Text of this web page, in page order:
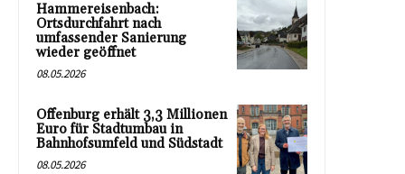
Hammereisenbach:
Ortsdurchfahrt nach
umfassender Sanierung
wieder geöffnet
08.05.2026
Offenburg erhält 3,3 Millionen
Euro für Stadtumbau in
Bahnhofsumfeld und Südstadt
08.05.2026